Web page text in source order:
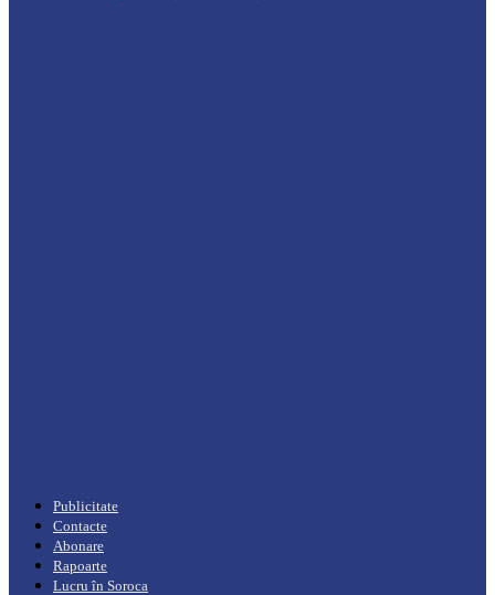
Publicitate
Contacte
Abonare
Rapoarte
Lucru în Soroca